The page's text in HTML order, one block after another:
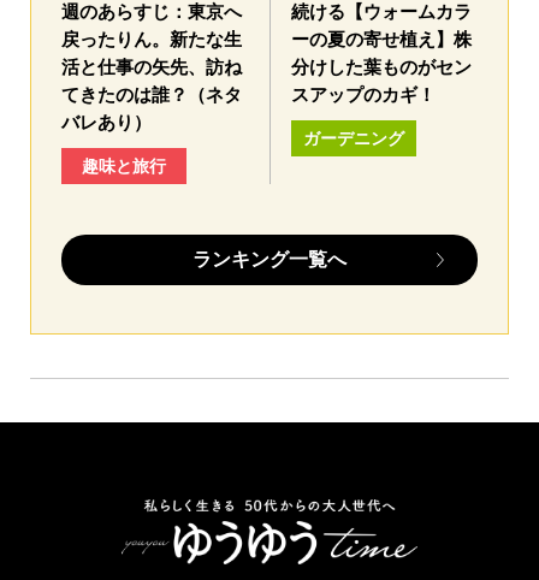
週のあらすじ：東京へ
戻ったりん。新たな生
活と仕事の矢先、訪ね
てきたのは誰？（ネタ
バレあり）
趣味と旅行
続ける【ウォームカラ
ーの夏の寄せ植え】株
分けした葉ものがセン
スアップのカギ！
ガーデニング
ランキング一覧へ